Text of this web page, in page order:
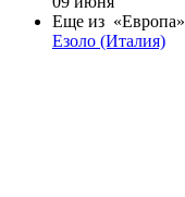
Еще из «Европа»
Езоло (Италия)